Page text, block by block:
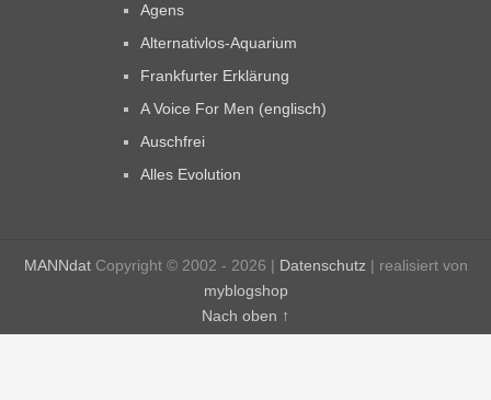
Agens
Alternativlos-Aquarium
Frankfurter Erklärung
A Voice For Men (englisch)
Auschfrei
Alles Evolution
MANNdatCopyright © 2002 - 2026 | Datenschutz | realisiert von
myblogshop
Nach oben ↑